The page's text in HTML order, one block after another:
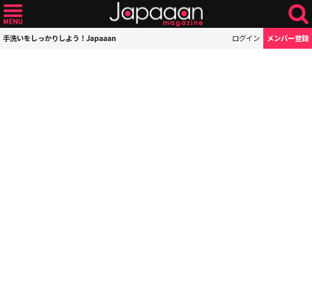
手洗いをしっかりしよう！Japaaan ログイン メンバー登録